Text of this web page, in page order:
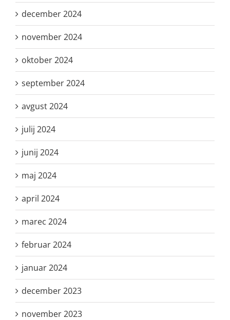
december 2024
november 2024
oktober 2024
september 2024
avgust 2024
julij 2024
junij 2024
maj 2024
april 2024
marec 2024
februar 2024
januar 2024
december 2023
november 2023